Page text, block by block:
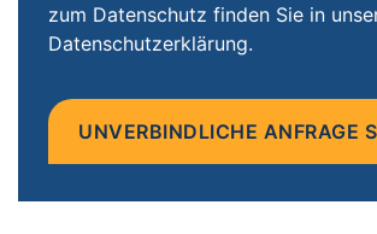
zum Datenschutz finden Sie in
Datenschutzerklärung.
Bitte
lasse
leer.